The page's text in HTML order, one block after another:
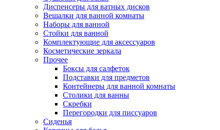
Диспенсеры для ватных дисков
Вешалки для ванной комнаты
Наборы для ванной
Стойки для ванной
Комплектующие для аксессуаров
Косметические зеркала
Прочее
Боксы для салфеток
Подставки для предметов
Контейнеры для ванной комнаты
Столики для ванны
Скребки
Перегородки для писсуаров
Сиденья